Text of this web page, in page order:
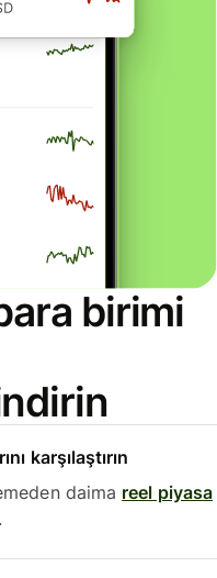
birimi
karşılaştırın
daima reel piyasa